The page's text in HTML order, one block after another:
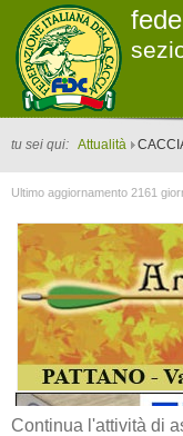
tu sei qui: Attualità
Ultimo aggiornamento 2161
Continua l'attività di